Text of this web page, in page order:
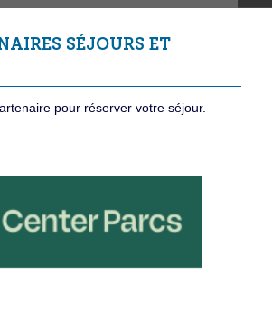
SÉJOURS ET
pour réserver votre séjour.